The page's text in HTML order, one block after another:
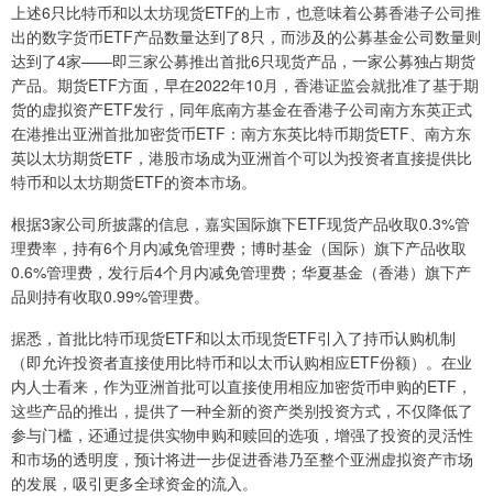
上述6只比特币和以太坊现货ETF的上市，也意味着公募香港子公司推
出的数字货币ETF产品数量达到了8只，而涉及的公募基金公司数量则
达到了4家——即三家公募推出首批6只现货产品，一家公募独占期货
产品。期货ETF方面，早在2022年10月，香港证监会就批准了基于期
货的虚拟资产ETF发行，同年底南方基金在香港子公司南方东英正式
在港推出亚洲首批加密货币ETF：南方东英比特币期货ETF、南方东
英以太坊期货ETF，港股市场成为亚洲首个可以为投资者直接提供比
特币和以太坊期货ETF的资本市场。
根据3家公司所披露的信息，嘉实国际旗下ETF现货产品收取0.3%管
理费率，持有6个月内减免管理费；博时基金（国际）旗下产品收取
0.6%管理费，发行后4个月内减免管理费；华夏基金（香港）旗下产
品则持有收取0.99%管理费。
据悉，首批比特币现货ETF和以太币现货ETF引入了持币认购机制
（即允许投资者直接使用比特币和以太币认购相应ETF份额）。在业
内人士看来，作为亚洲首批可以直接使用相应加密货币申购的ETF，
这些产品的推出，提供了一种全新的资产类别投资方式，不仅降低了
参与门槛，还通过提供实物申购和赎回的选项，增强了投资的灵活性
和市场的透明度，预计将进一步促进香港乃至整个亚洲虚拟资产市场
的发展，吸引更多全球资金的流入。